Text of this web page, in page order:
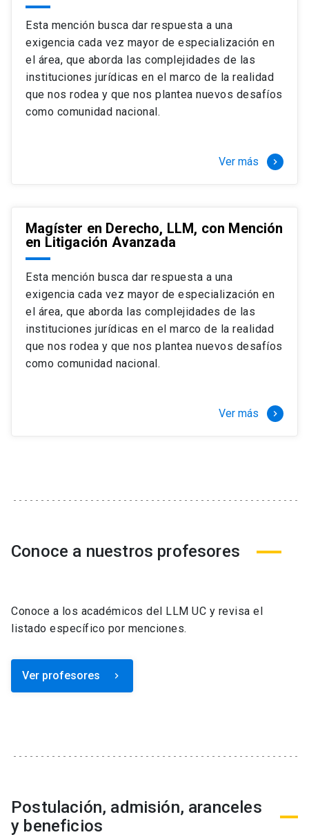
Esta mención busca dar respuesta a una
exigencia cada vez mayor de especialización en
el área, que aborda las complejidades de las
instituciones jurídicas en el marco de la realidad
que nos rodea y que nos plantea nuevos desafíos
como comunidad nacional.
Ver más keyboard_arrow_right
Magíster en Derecho, LLM, con Mención
en Litigación Avanzada
Esta mención busca dar respuesta a una
exigencia cada vez mayor de especialización en
el área, que aborda las complejidades de las
instituciones jurídicas en el marco de la realidad
que nos rodea y que nos plantea nuevos desafíos
como comunidad nacional.
Ver más keyboard_arrow_right
Conoce a nuestros profesores
Conoce a los académicos del LLM UC y revisa el
listado específico por menciones.
Ver profesores keyboard_arrow_right
Postulación, admisión, aranceles
y beneficios